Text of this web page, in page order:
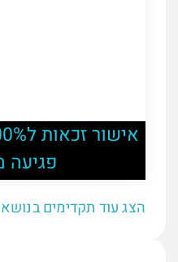
פגיעה
הצג עוד תקדימים בנושא